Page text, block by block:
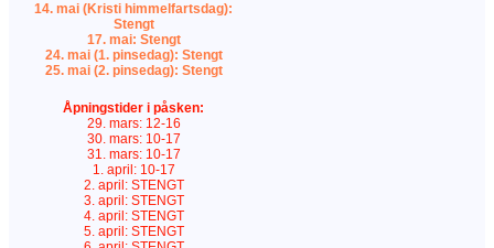
14. mai (Kristi himmelfartsdag):
Stengt
17. mai: Stengt
24. mai (1. pinsedag): Stengt
25. mai (2. pinsedag): Stengt
Åpningstider i påsken:
29. mars: 12-16
30. mars: 10-17
31. mars: 10-17
1. april: 10-17
2. april: STENGT
3. april: STENGT
4. april: STENGT
5. april: STENGT